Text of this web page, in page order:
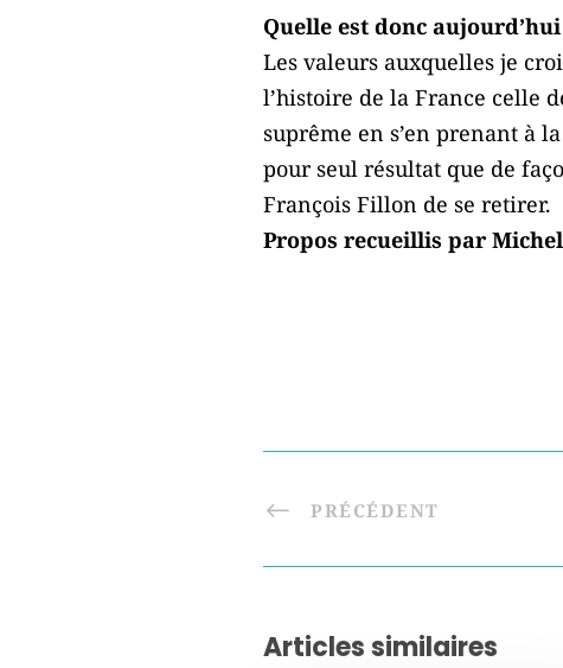
Quelle est donc
Les valeurs auxquelles je
l’histoire de la France celle
suprême en s’en prenant à
pour seul résultat que de
François Fillon de se retirer.
Propos recueillis par
PRÉCÉDENT
Articles similaires